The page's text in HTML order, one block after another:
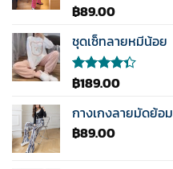
ให้
4.00
ตั้งแต่ 1-
5
฿89.00
ชุดเซ็ทลายหมีน้อย
ให้
ตั้งแต่ 1-5
คะแนน
฿189.00
กางเกงลายมัดย้อม
฿89.00